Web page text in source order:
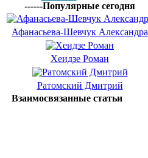
------Популярные сегодня
Афанасьева-Шевчук Александра
Хеидзе Роман
Ратомский Дмитрий
Взаимосвязанные статьи